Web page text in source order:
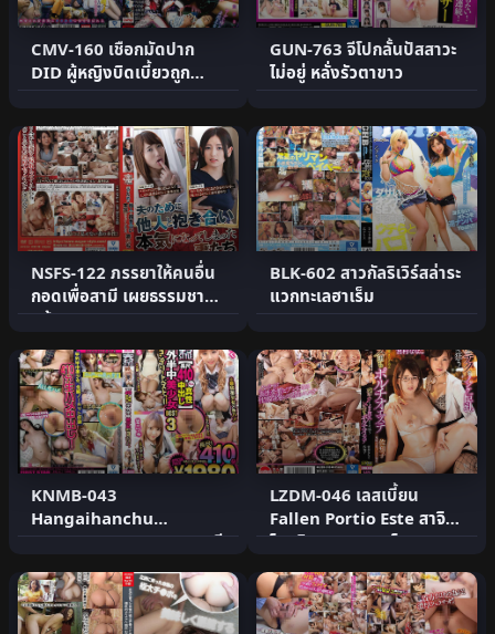
CMV-160 เชือกมัดปาก
DID ผู้หญิงบิดเบี้ยวถูก
ทรมาน 3
GUN-763 จีโปกลั้นปัสสาวะ
ไม่อยู่ หลั่งรัวตาขาว
NSFS-122 ภรรยาให้คนอื่น
กอดเพื่อสามี เผยธรรมชาติ
แท้
BLK-602 สาวกัลริเวิร์สล่าระ
แวกทะเลฮาเร็ม
KNMB-043
Hangaihanchu
Bishoujo BEST 3 410นาที
ถ่ายอสุจิช่องคลอดครบ
LZDM-046 เลสเบี้ยน
Fallen Portio Este สาจิ
โกะ มิยามูระ นานาโกะ